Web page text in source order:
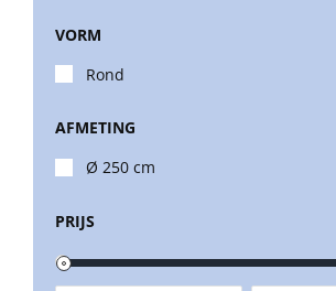
Schaduwdoeken
Snel leverbaar
Balkonklemmen
VORM
Rond
AFMETING
Ø 250 cm
PRIJS